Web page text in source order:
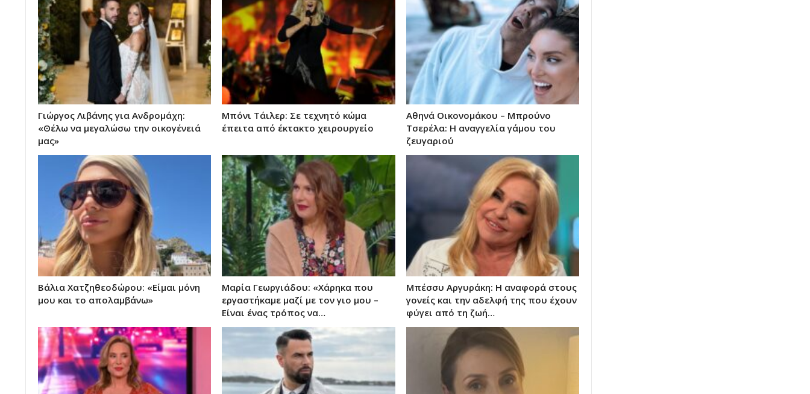
Γιώργος Λιβάνης για Ανδρομάχη:
«Θέλω να μεγαλώσω την οικογένειά
μας»
Μπόνι Τάιλερ: Σε τεχνητό κώμα
έπειτα από έκτακτο χειρουργείο
Αθηνά Οικονομάκου – Μπρούνο
Τσερέλα: Η αναγγελία γάμου του
ζευγαριού
Βάλια Χατζηθεοδώρου: «Είμαι μόνη
μου και το απολαμβάνω»
Μαρία Γεωργιάδου: «Χάρηκα που
εργαστήκαμε μαζί με τον γιο μου –
Είναι ένας τρόπος να…
Μπέσσυ Αργυράκη: Η αναφορά στους
γονείς και την αδελφή της που έχουν
φύγει από τη ζωή…